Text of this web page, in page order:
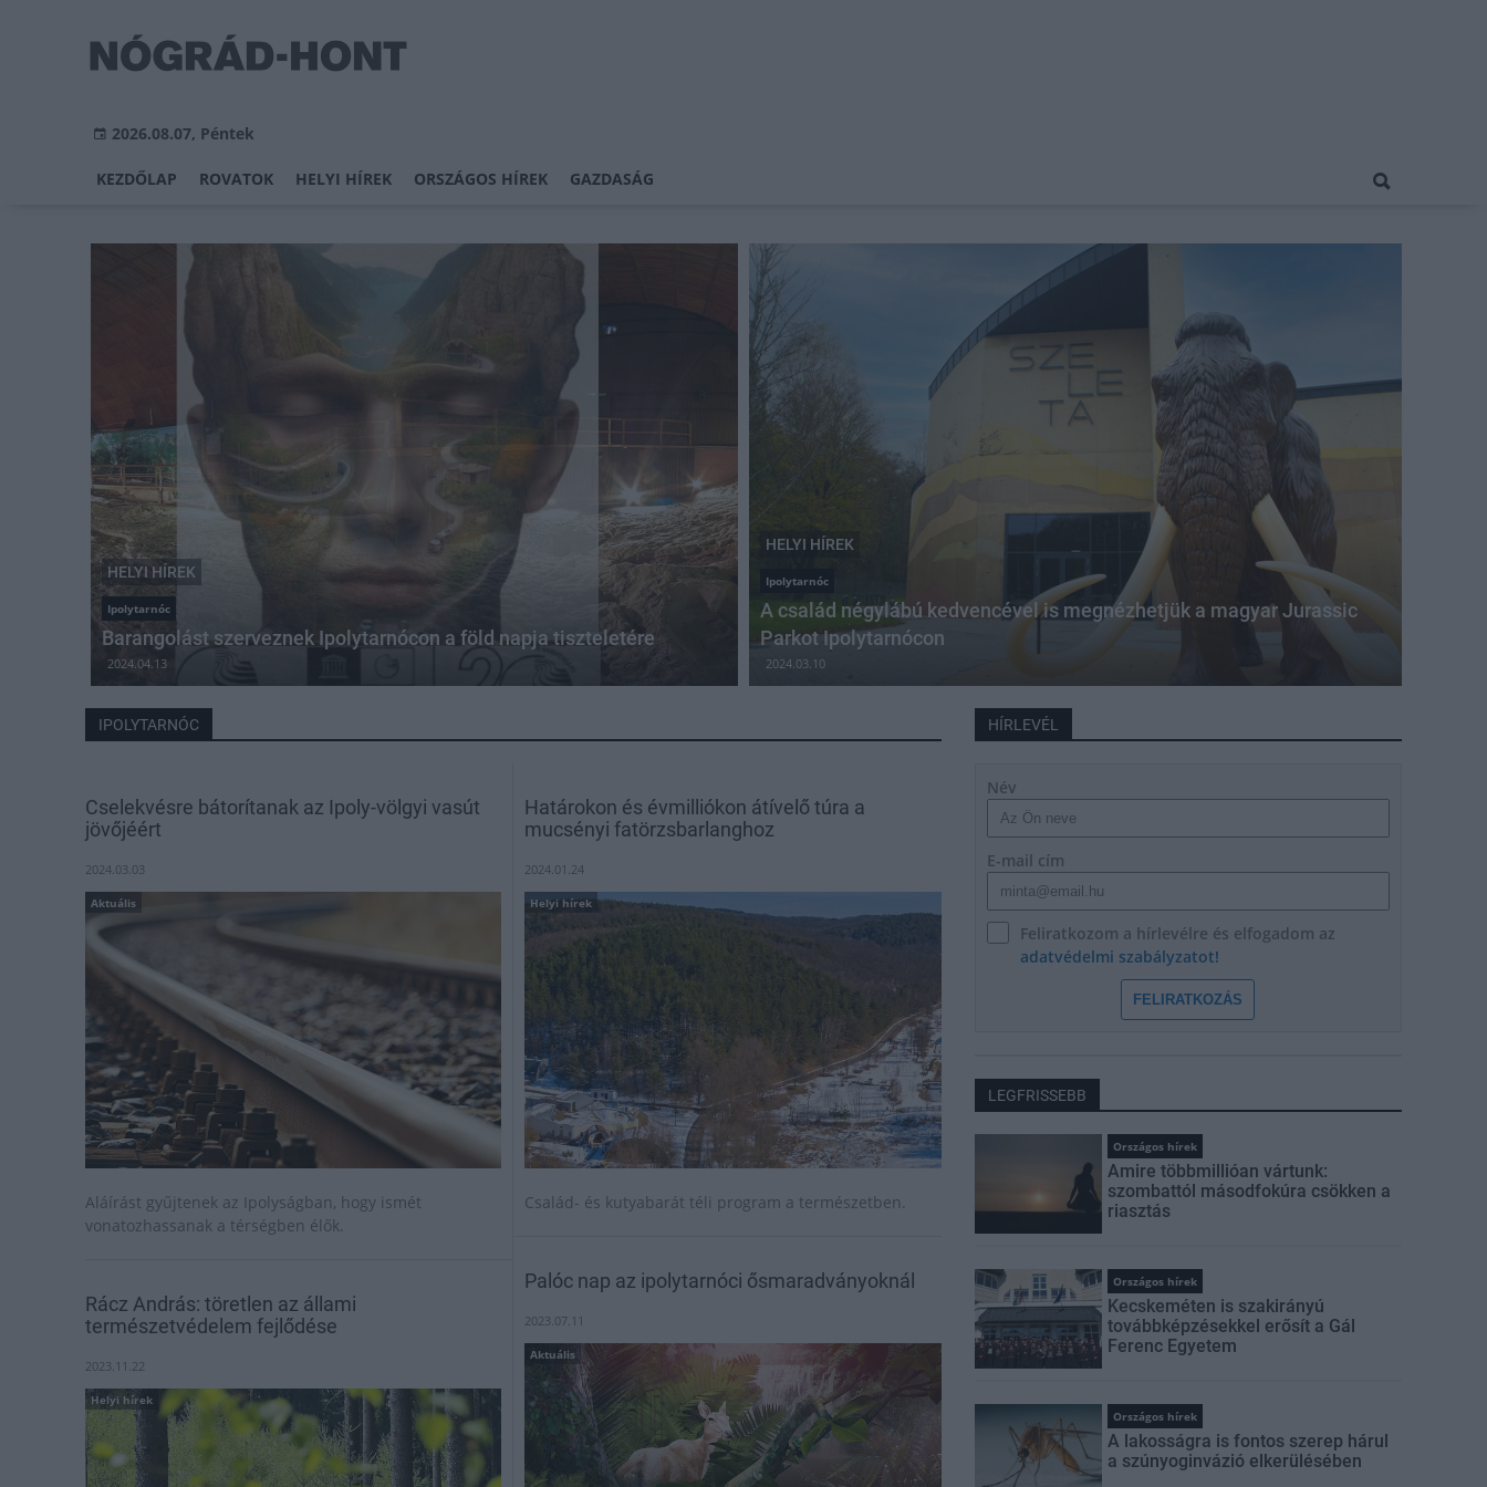
2026.08.07, Péntek
KEZDŐLAP ROVATOK HELYI HÍREK ORSZÁGOS HÍREK GAZDASÁG
HELYI HÍREK
Ipolytarnóc
Barangolást szerveznek Ipolytarnócon a föld napja tiszteletére
2024.04.13
HELYI HÍREK
Ipolytarnóc
A család négylábú kedvencével is megnézhetjük a magyar Jurassic
Parkot Ipolytarnócon
2024.03.10
IPOLYTARNÓC
Cselekvésre bátorítanak az Ipoly-völgyi vasút
jövőjéért
2024.03.03
Aktuális
Aláírást gyűjtenek az Ipolyságban, hogy ismét
vonatozhassanak a térségben élők.
Rácz András: töretlen az állami
természetvédelem fejlődése
2023.11.22
Helyi hírek
Határokon és évmilliókon átívelő túra a
mucsényi fatörzsbarlanghoz
2024.01.24
Helyi hírek
Család- és kutyabarát téli program a természetben.
Palóc nap az ipolytarnóci ősmaradványoknál
2023.07.11
Aktuális
HÍRLEVÉL
Név
E-mail cím
Feliratkozom a hírlevélre és elfogadom az
adatvédelmi szabályzatot!
FELIRATKOZÁS
LEGFRISSEBB
Országos hírek
Amire többmillióan vártunk:
szombattól másodfokúra csökken a
riasztás
Országos hírek
Kecskeméten is szakirányú
továbbképzésekkel erősít a Gál
Ferenc Egyetem
Országos hírek
A lakosságra is fontos szerep hárul
a szúnyoginvázió elkerülésében